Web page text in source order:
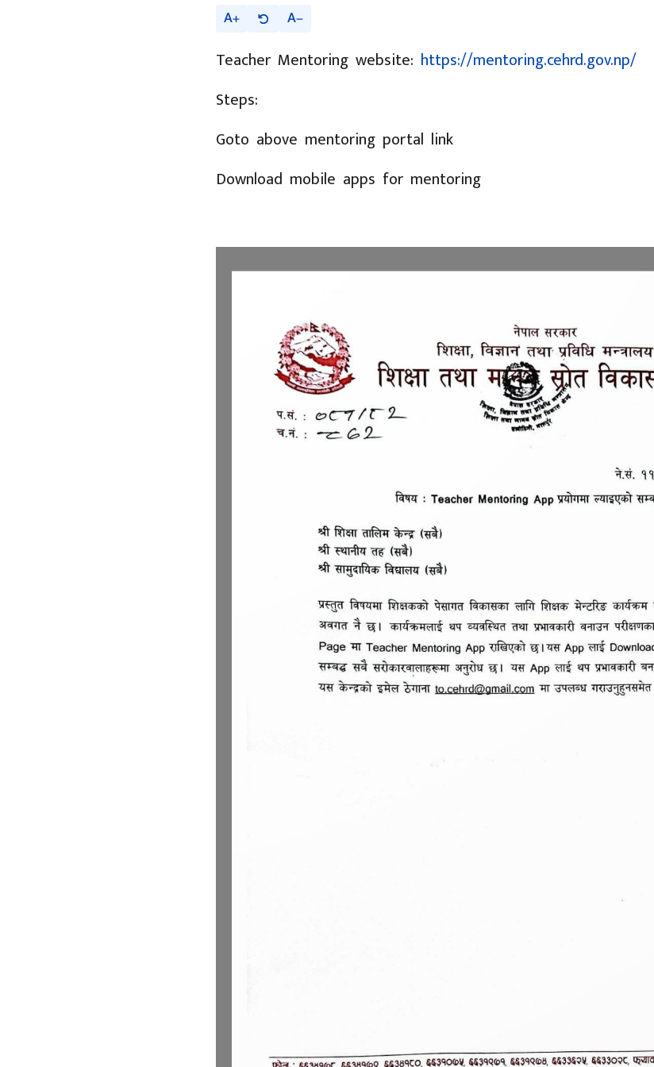
A A
Teacher Mentoring website: https://mentoring.cehrd.gov.np/
Steps:
Goto above mentoring portal link
Download mobile apps for mentoring